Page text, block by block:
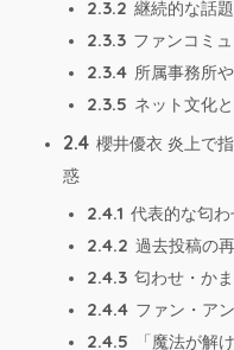
2.3.2 継続的な話
2.3.3 ファンコミ
2.3.4 所属事務所
2.3.5 ネット文化
2.4 櫻井優衣 炎上で
惑
2.4.1 代表的な匂
2.4.2 過去投稿の
2.4.3 匂わせ・か
2.4.4 ファン・ア
2.4.5 「魔法が解